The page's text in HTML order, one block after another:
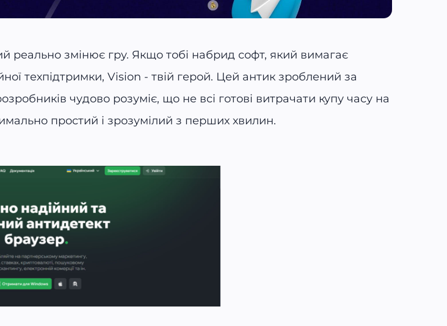
реально змінює гру. Якщо тобі набрид софт, який вимагає
техпідтримки, Vision - твій герой. Цей антик зроблений за
чудово розуміє, що не всі готові витрачати купу часу на
простий і зрозумілий з перших хвилин.